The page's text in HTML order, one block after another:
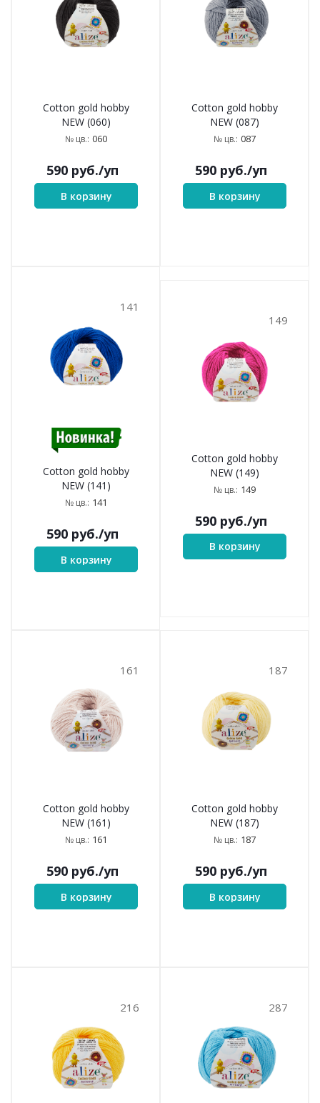
Cotton gold hobby
NEW (060)
№ цв.: 060
590 руб./уп
В корзину
Cotton gold hobby
NEW (087)
№ цв.: 087
590 руб./уп
В корзину
141
Cotton gold hobby
NEW (141)
№ цв.: 141
590 руб./уп
В корзину
149
Cotton gold hobby
NEW (149)
№ цв.: 149
590 руб./уп
В корзину
161
Cotton gold hobby
NEW (161)
№ цв.: 161
590 руб./уп
В корзину
187
Cotton gold hobby
NEW (187)
№ цв.: 187
590 руб./уп
В корзину
216 287